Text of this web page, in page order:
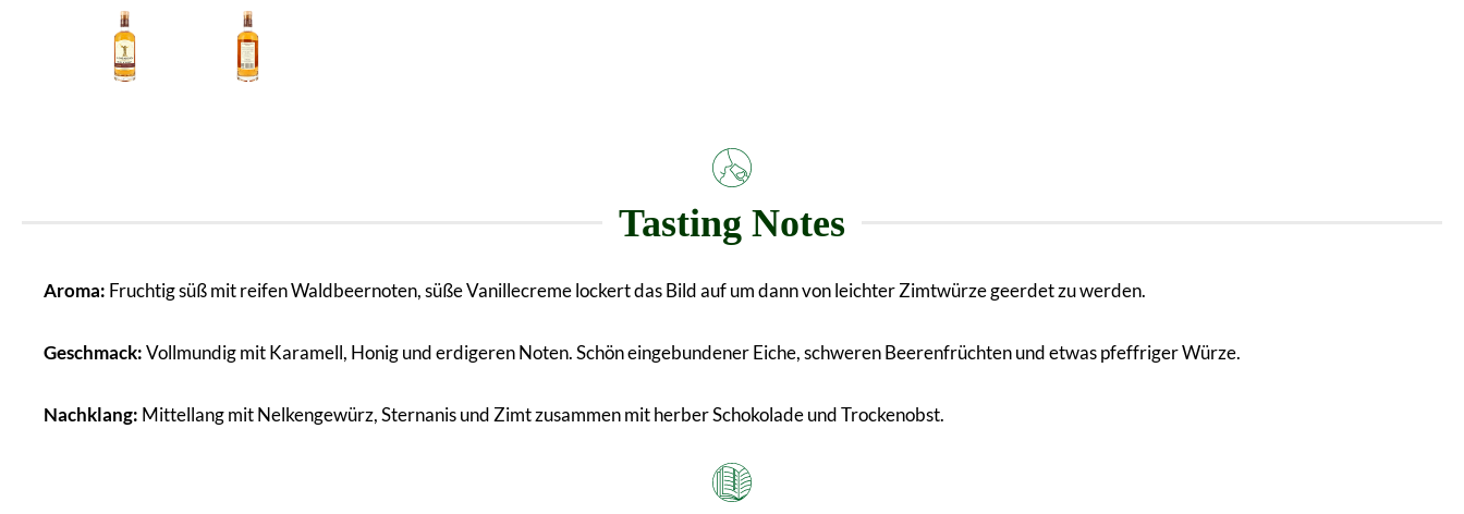
Tasting Notes
Aroma: Fruchtig süß mit reifen Waldbeernoten, süße Vanillecreme lockert das Bild auf um dann von leichter Zimtwürze geerdet zu werden.
Geschmack:Vollmundig mit Karamell, Honig und erdigeren Noten. Schön eingebundener Eiche, schweren Beerenfrüchten und etwas pfeffriger Würze.
Nachklang: Mittellang mit Nelkengewürz, Sternanis und Zimt zusammen mit herber Schokolade und Trockenobst.